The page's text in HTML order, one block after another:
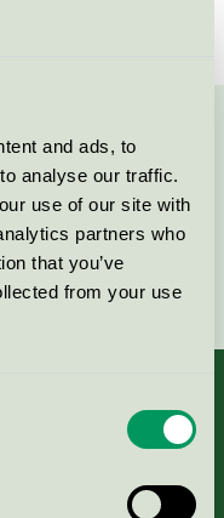
and ads, to
analyse our traffic.
use of our site with
partners who
that you’ve
from your use
via formuläret: